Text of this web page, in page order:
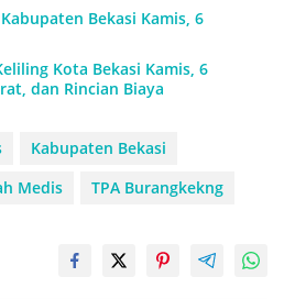
Bekasi Kamis, 6
Kota Bekasi Kamis, 6
dan Rincian Biaya
Kabupaten Bekasi
Medis TPA Burangkekng